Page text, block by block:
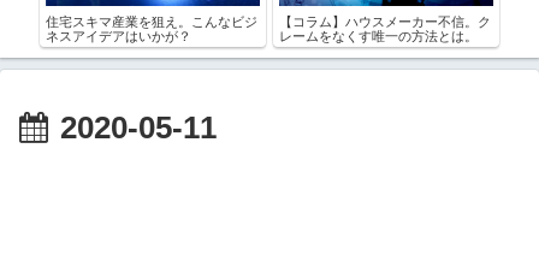
産業を狙え。こんなビジ
アはいかが？
【コラム】ハウスメーカー不信。ク
レームをなくす唯一の方法とは。
他人事？高齢者が安
住宅を考える。（そ
2020-05-11